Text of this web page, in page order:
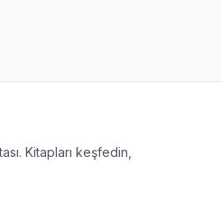
Kitapları keşfedin,